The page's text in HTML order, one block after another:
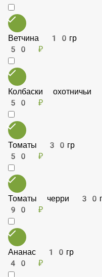
Пепперони 10гр
50 ₽
Колбаски охотничьи 10гр
50 ₽
Томаты 30гр
50 ₽